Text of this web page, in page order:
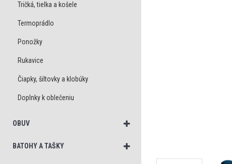
Tričká, tielka a košele
Termoprádlo
Ponožky
Rukavice
Čiapky, šiltovky a klobúky
Doplnky k oblečeniu
OBUV
BATOHY A TAŠKY